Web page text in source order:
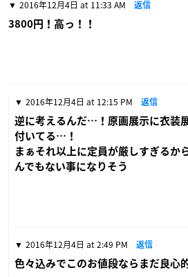
2016年12月4日 at 11:33 AM 返信
3800円！高っ！！
2016年12月4日 at 12:15 PM 返信
逆に考えるんだ…！原画展示に衣装
付いてる…！
まぁそれ以上に定員が厳しすぎるか
んでもない事になりそう
2016年12月4日 at 2:49 PM 返信
色々込みでこのお値段ならまだ良心